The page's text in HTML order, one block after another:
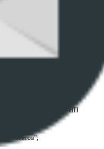
по оказанию
защищены авторским
"БелЮрОбеспечение"
mail:
, УНП
объектов";